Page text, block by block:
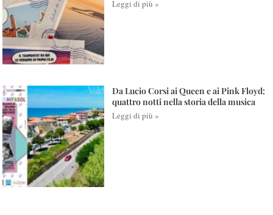
Leggi di più »
Da Lucio Corsi ai Queen e ai Pink Floyd:
quattro notti nella storia della musica
Leggi di più »